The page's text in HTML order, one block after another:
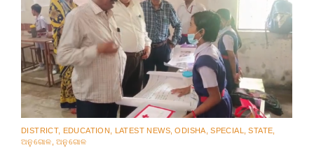
DISTRICT, EDUCATION LATEST NEWS ODISHA SPECIAL STATE
ଅନୁଗୋଳ ଅନୁଗୋଳ